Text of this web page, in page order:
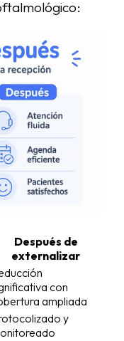
Después de
externalizar
con
ampliada
y